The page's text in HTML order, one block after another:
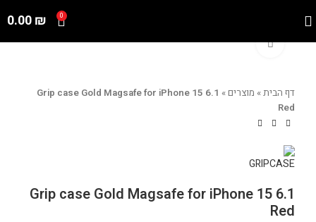
0
0.00₪
Click to enlarge
דף הבית» מוצרים»
Grip case Gold Magsafe for iPhone 15 6.1
Red
Grip case Gold Magsafe for iPhone 15 6.1
Red